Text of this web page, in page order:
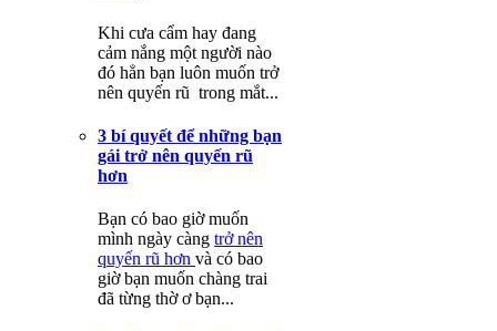
Khi cưa cẩm hay đang
cảm nắng một người nào
đó hẳn bạn luôn muốn trở
nên quyến rũ trong mắt...
3 bí quyết để những bạn
gái trở nên quyến rũ
hơn
Bạn có bao giờ muốn
mình ngày càng trở nên
quyến rũ hơn và có bao
giờ bạn muốn chàng trai
đã từng thờ ơ bạn...